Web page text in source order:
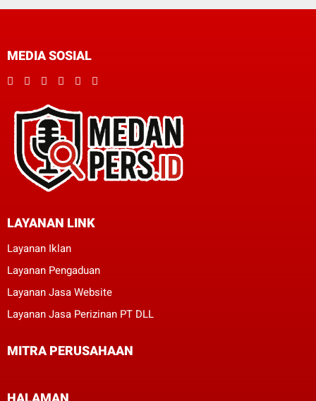
MEDIA SOSIAL
LAYANAN LINK
Layanan Iklan
Layanan Pengaduan
Layanan Jasa Website
Layanan Jasa Perizinan PT DLL
MITRA PERUSAHAAN
HALAMAN